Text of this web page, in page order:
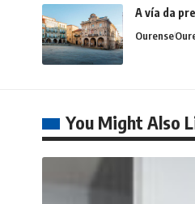
A vía da
Ourense
You Might Also